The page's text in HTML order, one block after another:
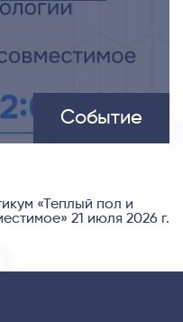
Событие
«Теплый пол и
21 июля 2026 г.